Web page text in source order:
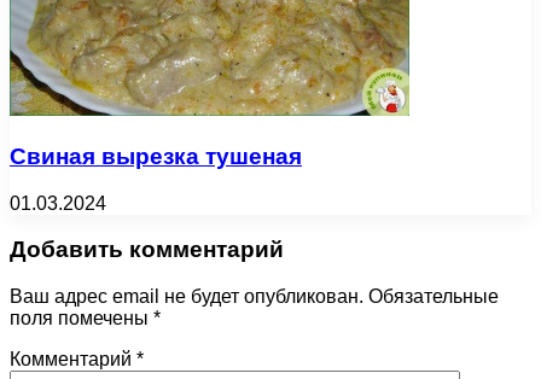
Свиная вырезка тушеная
01.03.2024
Добавить комментарий
Ваш адрес email не будет опубликован. Обязательные
поля помечены *
Комментарий *